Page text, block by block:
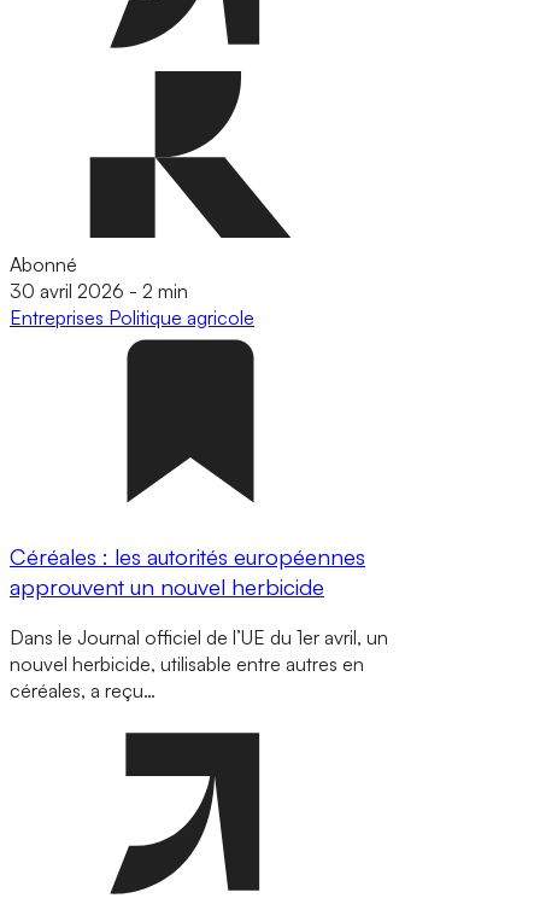
Abonné
30 avril 2026 - 2 min
Entreprises Politique agricole
Céréales : les autorités européennes
approuvent un nouvel herbicide
Dans le Journal officiel de l’UE du 1er avril, un
nouvel herbicide, utilisable entre autres en
céréales, a reçu…